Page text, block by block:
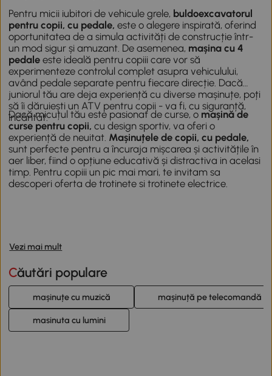
Pentru micii iubitori de vehicule grele, buldoexcavatorul
pentru copii, cu pedale, este o alegere inspirată, oferind
oportunitatea de a simula activități de construcție într-
un mod sigur și amuzant. De asemenea, mașina cu 4
pedale este ideală pentru copiii care vor să
experimenteze controlul complet asupra vehiculului,
având pedale separate pentru fiecare direcție. Dacă
juniorul tău are deja experiență cu diverse mașinuțe, poți
să îi dăruiești un ATV pentru copii - va fi, cu siguranță,
încântat.
Dacă micuțul tău este pasionat de curse, o mașină de
curse pentru copii, cu design sportiv, va oferi o
experiență de neuitat. Mașinuțele de copii, cu pedale,
sunt perfecte pentru a încuraja mișcarea și activitățile în
aer liber, fiind o opțiune educativă și distractiva in acelasi
timp. Pentru copiii un pic mai mari, te invitam sa
descoperi oferta detrotinete si trotinete electrice.
Vezi mai mult
Căutări populare
mașinuțe cu muzică mașinuță pe telecomandă
masinuta cu lumini